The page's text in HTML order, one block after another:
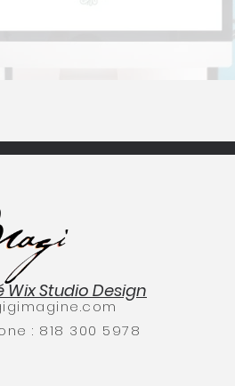
: 818 300 5978
Wix Studio Design